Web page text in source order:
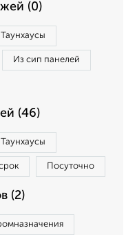
(0)
Таунхаусы
Из сип панелей
(46)
Таунхаусы
Посуточно
(2)